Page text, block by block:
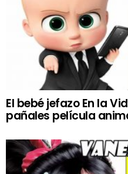
El bebé jefazo En la
pañales película